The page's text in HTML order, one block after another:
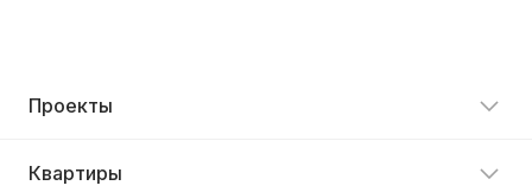
Проекты
Квартиры